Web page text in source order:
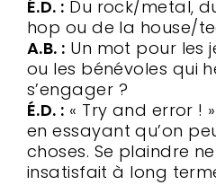
É.D. : Du rock/metal,
hop ou de la house/
A.B. : Un mot pour les
ou les bénévoles qui
s’engager ?
É.D. : « Try and error !
en essayant qu’on
choses. Se plaindre
insatisfait à long